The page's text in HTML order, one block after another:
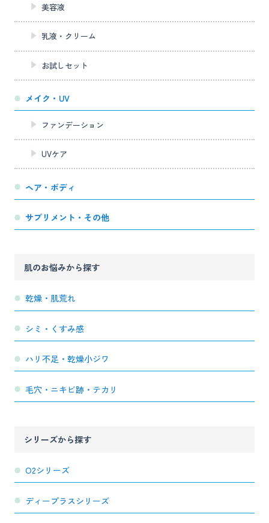
美容液
乳液・クリーム
お試しセット
メイク・UV
ファンデーション
UVケア
ヘア・ボディ
サプリメント・その他
肌のお悩みから探す
乾燥・肌荒れ
シミ・くすみ感
ハリ不足・乾燥小ジワ
毛穴・ニキビ跡・テカリ
シリーズから探す
O2シリーズ
ディープラスシリーズ